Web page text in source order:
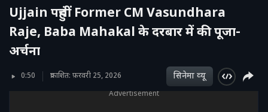
Ujjain पहुंचीं Former CM Vasundhara
Raje, Baba Mahakal के दरबार में की पूजा-
अर्चना
0:50 प्रकाशित: फ़रवरी 25, 2026 सिनेमा व्‍यू
Advertisement